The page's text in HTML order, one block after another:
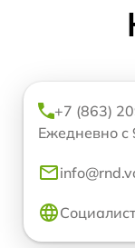
+7 (863)
Ежедневно с